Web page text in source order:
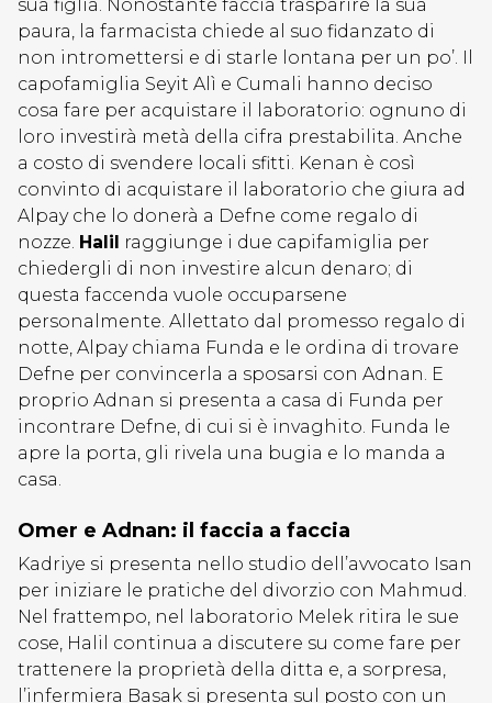
sua figlia. Nonostante faccia trasparire la sua
paura, la farmacista chiede al suo fidanzato di
non intromettersi e di starle lontana per un po’. Il
capofamiglia Seyit Alì e Cumali hanno deciso
cosa fare per acquistare il laboratorio: ognuno di
loro investirà metà della cifra prestabilita. Anche
a costo di svendere locali sfitti. Kenan è così
convinto di acquistare il laboratorio che giura ad
Alpay che lo donerà a Defne come regalo di
nozze. Halil raggiunge i due capifamiglia per
chiedergli di non investire alcun denaro; di
questa faccenda vuole occuparsene
personalmente. Allettato dal promesso regalo di
notte, Alpay chiama Funda e le ordina di trovare
Defne per convincerla a sposarsi con Adnan. E
proprio Adnan si presenta a casa di Funda per
incontrare Defne, di cui si è invaghito. Funda le
apre la porta, gli rivela una bugia e lo manda a
casa.
Omer e Adnan: il faccia a faccia
Kadriye si presenta nello studio dell’avvocato Isan
per iniziare le pratiche del divorzio con Mahmud.
Nel frattempo, nel laboratorio Melek ritira le sue
cose, Halil continua a discutere su come fare per
trattenere la proprietà della ditta e, a sorpresa,
l’infermiera Basak si presenta sul posto con un